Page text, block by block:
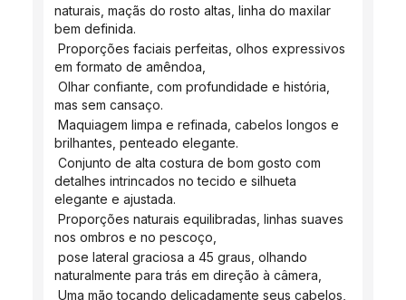
naturais, maçãs do rosto altas, linha do maxilar
bem definida.
em formato de amêndoa,
mas sem cansaço.
brilhantes, penteado elegante.
detalhes intrincados no tecido e silhueta
elegante e ajustada.
nos ombros e no pescoço,
naturalmente para trás em direção à câmera,